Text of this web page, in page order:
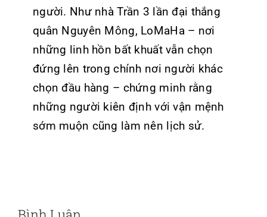
người. Như nhà Trần 3 lần đại thắng
quân Nguyên Mông, LoMaHa – nơi
những linh hồn bất khuất vẫn chọn
đứng lên trong chính nơi người khác
chọn đầu hàng – chứng minh rằng
những người kiên định với vận mệnh
sớm muộn cũng làm nên lịch sử.